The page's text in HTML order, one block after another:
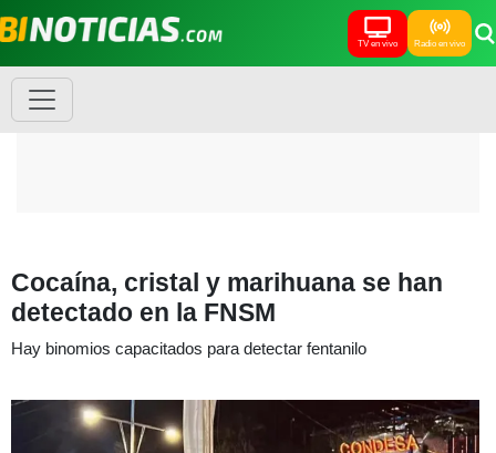
TV en vivo Radio en vivo
Cocaína, cristal y marihuana se han
detectado en la FNSM
Hay binomios capacitados para detectar fentanilo